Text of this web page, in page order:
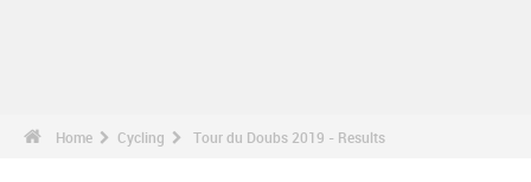
Home Cycling Tour du Doubs 2019 - Results